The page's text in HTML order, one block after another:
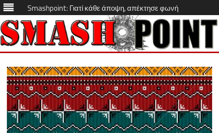
Smashpoint: Γιατί κάθε άποψη, απέκτησε φωνή
Skip
content